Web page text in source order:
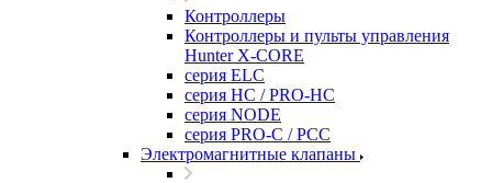
Контроллеры
Контроллеры и пульты управления
Hunter X-CORE
серия ELC
серия HC / PRO-HC
серия NODE
серия PRO-C / PCC
Электромагнитные клапаны